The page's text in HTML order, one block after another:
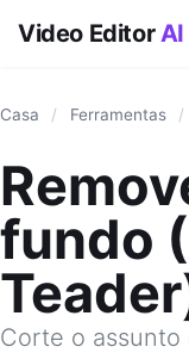
Video EditorAI
Casa / Ferramentas /
fundo
Corte o